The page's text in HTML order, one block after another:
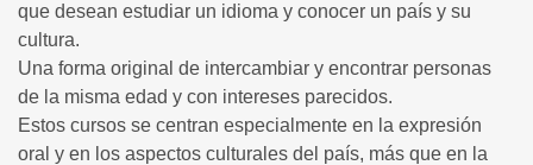
que desean estudiar un idioma y conocer un país y su
cultura.
Una forma original de intercambiar y encontrar personas
de la misma edad y con intereses parecidos.
Estos cursos se centran especialmente en la expresión
oral y en los aspectos culturales del país, más que en la